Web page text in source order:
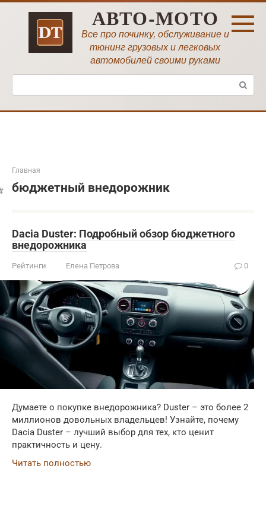
Перейти
АВТО-МОТО
Все про починку, обслуживание и
тюнинг грузовых и легковых
автомобилей своими руками
Поиск:
Главная
бюджетный внедорожник
Dacia Duster: Подробный обзор бюджетного
внедорожника
Рейтинги Елена Петрова 0
Думаете о покупке внедорожника? Duster – это более 2
миллионов довольных владельцев! Узнайте, почему
Dacia Duster – лучший выбор для тех, кто ценит
практичность и цену.
Читать полностью